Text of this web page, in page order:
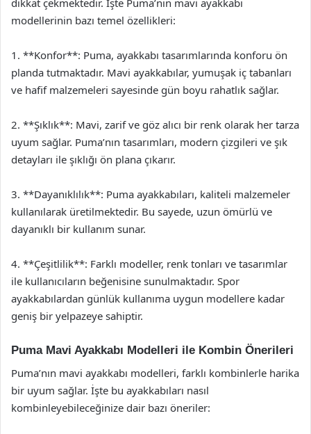
dikkat çekmektedir. İşte Puma’nın mavi ayakkabı
modellerinin bazı temel özellikleri:
1. **Konfor**: Puma, ayakkabı tasarımlarında konforu ön
planda tutmaktadır. Mavi ayakkabılar, yumuşak iç tabanları
ve hafif malzemeleri sayesinde gün boyu rahatlık sağlar.
2. **Şıklık**: Mavi, zarif ve göz alıcı bir renk olarak her tarza
uyum sağlar. Puma’nın tasarımları, modern çizgileri ve şık
detayları ile şıklığı ön plana çıkarır.
3. **Dayanıklılık**: Puma ayakkabıları, kaliteli malzemeler
kullanılarak üretilmektedir. Bu sayede, uzun ömürlü ve
dayanıklı bir kullanım sunar.
4. **Çeşitlilik**: Farklı modeller, renk tonları ve tasarımlar
ile kullanıcıların beğenisine sunulmaktadır. Spor
ayakkabılardan günlük kullanıma uygun modellere kadar
geniş bir yelpazeye sahiptir.
Puma Mavi Ayakkabı Modelleri ile Kombin Önerileri
Puma’nın mavi ayakkabı modelleri, farklı kombinlerle harika
bir uyum sağlar. İşte bu ayakkabıları nasıl
kombinleyebileceğinize dair bazı öneriler: